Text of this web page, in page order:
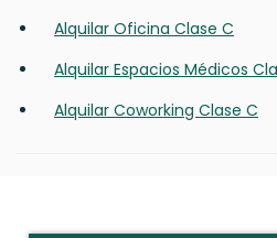
Alquilar Oficina Clase C
Alquilar Espacios Médicos
Alquilar Coworking Clase C